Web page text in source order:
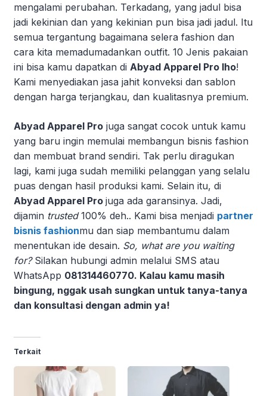
mengalami perubahan. Terkadang, yang jadul bisa
jadi kekinian dan yang kekinian pun bisa jadi jadul. Itu
semua tergantung bagaimana selera fashion dan
cara kita memadumadankan outfit. 10 Jenis pakaian
ini bisa kamu dapatkan di Abyad Apparel Pro lho!
Kami menyediakan jasa jahit konveksi dan sablon
dengan harga terjangkau, dan kualitasnya premium.
Abyad Apparel Pro juga sangat cocok untuk kamu
yang baru ingin memulai membangun bisnis fashion
dan membuat brand sendiri. Tak perlu diragukan
lagi, kami juga sudah memiliki pelanggan yang selalu
puas dengan hasil produksi kami. Selain itu, di
Abyad Apparel Pro juga ada garansinya. Jadi,
dijamin trusted100% deh.. Kami bisa menjadi partner
bisnis fashionmu dan siap membantumu dalam
menentukan ide desain. So, what are you waiting
for?Silakan hubungi admin melalui SMS atau
WhatsApp 081314460770. Kalau kamu masih
bingung, nggak usah sungkan untuk tanya-tanya
dan konsultasi dengan admin ya!
Terkait